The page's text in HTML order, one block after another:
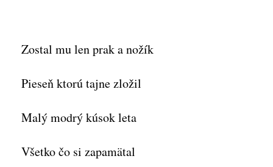
Zostal mu len prak a nožík
Pieseň ktorú tajne zložil
Malý modrý kúsok leta
Všetko čo si zapamätal